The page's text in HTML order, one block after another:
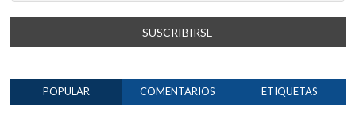
POPULAR COMENTARIOS ETIQUETAS